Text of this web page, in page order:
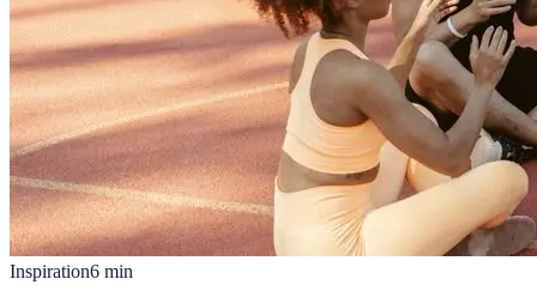
Inspiration6 min